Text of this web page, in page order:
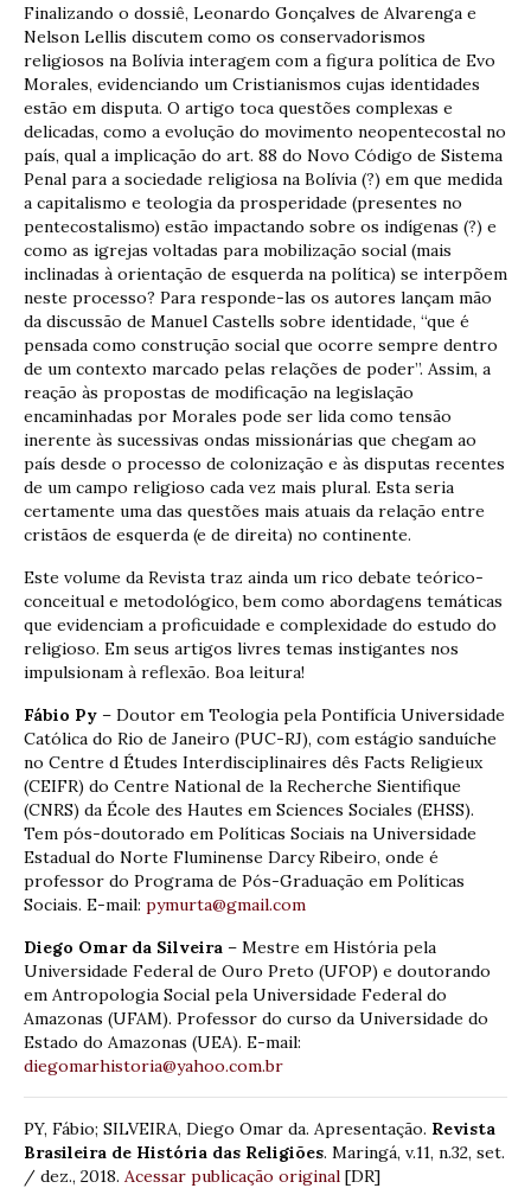
Finalizando o dossiê, Leonardo Gonçalves de Alvarenga e
Nelson Lellis discutem como os conservadorismos
religiosos na Bolívia interagem com a figura política de Evo
Morales, evidenciando um Cristianismos cujas identidades
estão em disputa. O artigo toca questões complexas e
delicadas, como a evolução do movimento neopentecostal no
país, qual a implicação do art. 88 do Novo Código de Sistema
Penal para a sociedade religiosa na Bolívia (?) em que medida
a capitalismo e teologia da prosperidade (presentes no
pentecostalismo) estão impactando sobre os indígenas (?) e
como as igrejas voltadas para mobilização social (mais
inclinadas à orientação de esquerda na política) se interpõem
neste processo? Para responde-las os autores lançam mão
da discussão de Manuel Castells sobre identidade, “que é
pensada como construção social que ocorre sempre dentro
de um contexto marcado pelas relações de poder”. Assim, a
reação às propostas de modificação na legislação
encaminhadas por Morales pode ser lida como tensão
inerente às sucessivas ondas missionárias que chegam ao
país desde o processo de colonização e às disputas recentes
de um campo religioso cada vez mais plural. Esta seria
certamente uma das questões mais atuais da relação entre
cristãos de esquerda (e de direita) no continente.
Este volume da Revista traz ainda um rico debate teórico-
conceitual e metodológico, bem como abordagens temáticas
que evidenciam a proficuidade e complexidade do estudo do
religioso. Em seus artigos livres temas instigantes nos
impulsionam à reflexão. Boa leitura!
Fábio Py – Doutor em Teologia pela Pontifícia Universidade
Católica do Rio de Janeiro (PUC-RJ), com estágio sanduíche
no Centre d Études Interdisciplinaires dês Facts Religieux
(CEIFR) do Centre National de la Recherche Sientifique
(CNRS) da École des Hautes em Sciences Sociales (EHSS).
Tem pós-doutorado em Políticas Sociais na Universidade
Estadual do Norte Fluminense Darcy Ribeiro, onde é
professor do Programa de Pós-Graduação em Políticas
Sociais. E-mail: pymurta@gmail.com
Diego Omar da Silveira – Mestre em História pela
Universidade Federal de Ouro Preto (UFOP) e doutorando
em Antropologia Social pela Universidade Federal do
Amazonas (UFAM). Professor do curso da Universidade do
Estado do Amazonas (UEA). E-mail:
diegomarhistoria@yahoo.com.br
PY, Fábio; SILVEIRA, Diego Omar da. Apresentação. Revista
Brasileira de História das Religiões. Maringá, v.11, n.32, set.
/ dez., 2018. Acessar publicação original [DR]